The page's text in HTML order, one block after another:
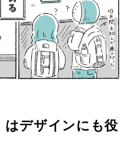
はデザインにも役